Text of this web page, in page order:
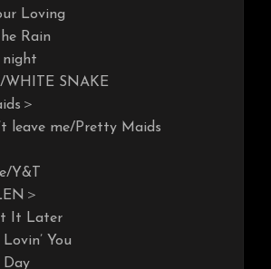
Loving
Rain
WHITE SNAKE
＞
leave me/Pretty Maids
Y&T
＞
It Later
You
Day